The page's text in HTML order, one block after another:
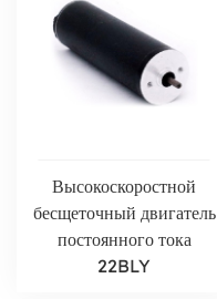
Высокоскоростной
бесщеточный двигатель
постоянного тока
22BLY